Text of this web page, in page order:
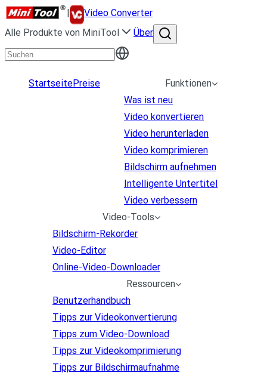
|
Video Converter
Alle Produkte von MiniTool
Über
StartseitePreise
Funktionen
Was ist neu
Video konvertieren
Video herunterladen
Video komprimieren
Bildschirm aufnehmen
Intelligente Untertitel
Video verbessern
Video-Tools
Bildschirm-Rekorder
Video-Editor
Online-Video-Downloader
Ressourcen
Benutzerhandbuch
Tipps zur Videokonvertierung
Tipps zum Video-Download
Tipps zur Videokomprimierung
Tipps zur Bildschirmaufnahme